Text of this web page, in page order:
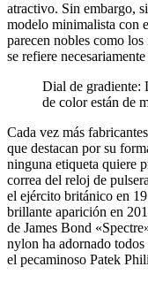
atractivo. Sin embargo,
modelo minimalista con
parecen nobles como
se refiere
Dial de gradiente:
de color están de
Cada vez más
que destacan por su
ninguna etiqueta quiere
correa del reloj de
el ejército británico en
brillante aparición en
de James Bond
nylon ha adornado
el pecaminoso Patek